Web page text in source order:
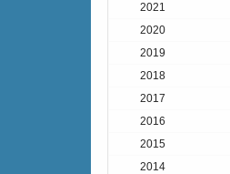
2021
2020
2019
2018
2017
2016
2015
2014